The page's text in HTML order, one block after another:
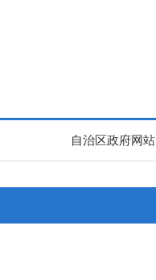
自治区政府网站